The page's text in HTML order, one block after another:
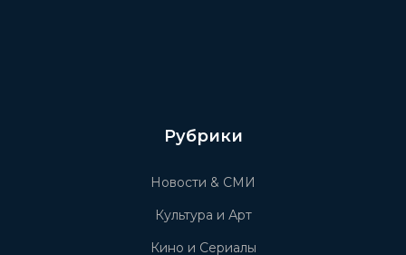
Рубрики
Новости & СМИ
Культура и Арт
Кино и Сериалы